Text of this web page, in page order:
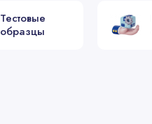
Тестовые
образцы